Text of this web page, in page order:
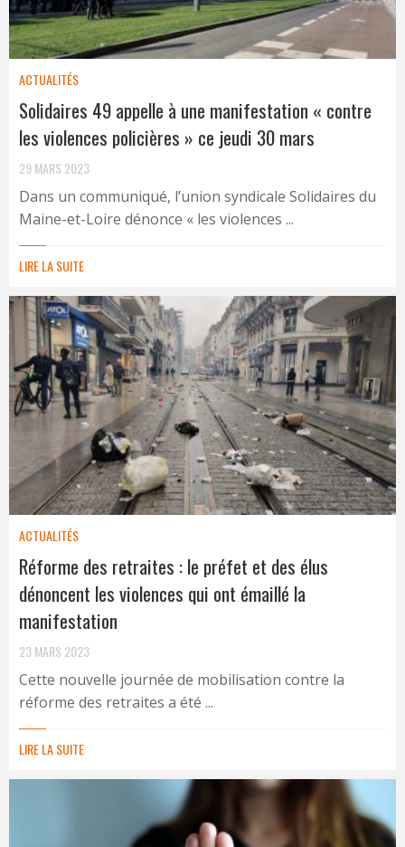
ACTUALITÉS
Solidaires 49 appelle à une manifestation « contre
les violences policières » ce jeudi 30 mars
29 MARS 2023
Dans un communiqué, l’union syndicale Solidaires du
Maine-et-Loire dénonce « les violences ...
LIRE LA SUITE
ACTUALITÉS
Réforme des retraites : le préfet et des élus
dénoncent les violences qui ont émaillé la
manifestation
23 MARS 2023
Cette nouvelle journée de mobilisation contre la
réforme des retraites a été ...
LIRE LA SUITE